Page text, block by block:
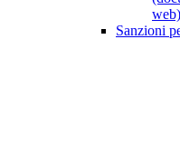
web)
Sanzioni